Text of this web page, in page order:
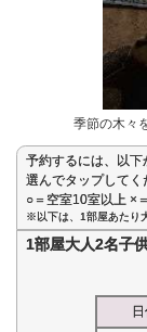
季節の木々
予約するには、以下
選んでタップしてく
○＝空室10室以上 ×
※以下は、1部屋あたり
1部屋大人2名子